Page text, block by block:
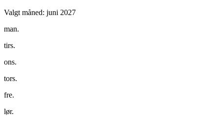
Valgt måned: juni 2027
man.
tirs.
ons.
tors.
fre.
lør.